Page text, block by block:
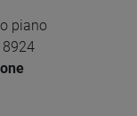
piano
8924